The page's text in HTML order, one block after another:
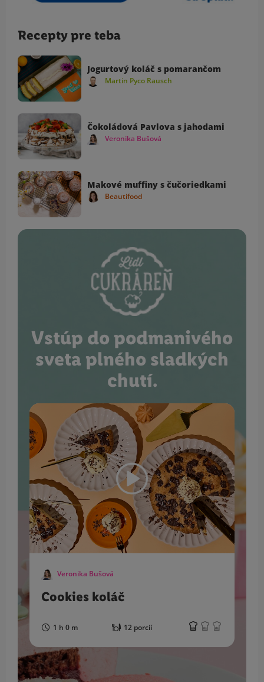
Recepty pre teba
Jogurtový koláč s pomarančom
Martin Pyco Rausch
Čokoládová Pavlova s jahodami
Veronika Bušová
Makové muffiny s čučoriedkami
Beautifood
Vstúp do podmanivého
sveta plného sladkých
chutí.
Veronika Bušová
Cookies koláč
1 h 0 m 12 porcií